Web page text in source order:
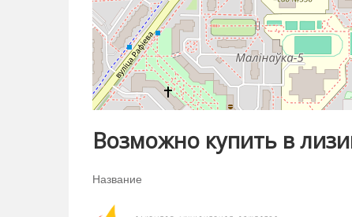
Возможно купить в
Название